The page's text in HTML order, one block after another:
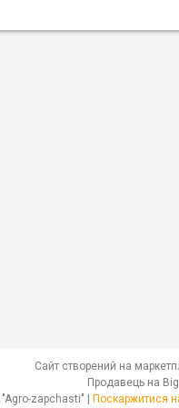
Сайт створений на
Продавець на
Поскаржитися